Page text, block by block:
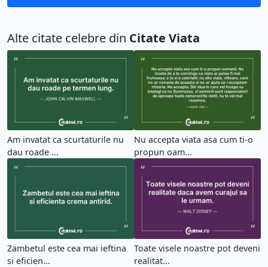
Alte citate celebre din Citate Viata
Am invatat ca scurtaturile nu
dau roade ...
Nu accepta viata asa cum ti-o
propun oam...
Zambetul este cea mai ieftina
si eficien...
Toate visele noastre pot deveni
realitat...